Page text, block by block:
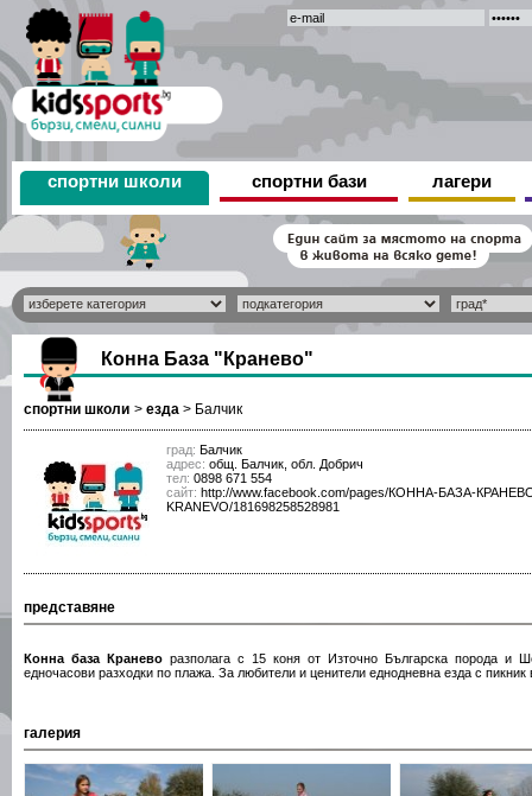
спортни школи спортни бази лагери
Конна База "Кранево"
спортни школи > езда > Балчик
град: Балчик
адрес: общ. Балчик, обл. Добрич
тел: 0898 671 554
сайт: http://www.facebook.com/pages/КОННА-БАЗА-
KRANEVO/181698258528981
представяне
Конна база Кранево разполага с 15 коня от Източно Българска порода и
едночасови разходки по плажа. За любители и ценители еднодневна езда с пикник
галерия